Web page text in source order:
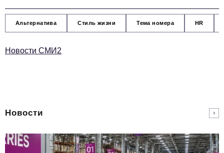
Альтернатива Стиль жизни Тема номера HR
Новости СМИ2
Новости